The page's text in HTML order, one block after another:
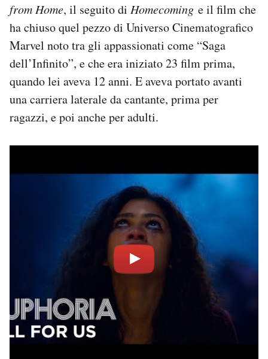
from Home, il seguito di Homecoming e il film che
ha chiuso quel pezzo di Universo Cinematografico
Marvel noto tra gli appassionati come “Saga
dell’Infinito”, e che era iniziato 23 film prima,
quando lei aveva 12 anni. E aveva portato avanti
una carriera laterale da cantante, prima per
ragazzi, e poi anche per adulti.